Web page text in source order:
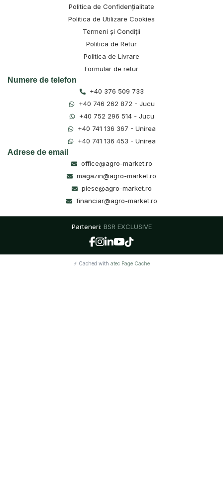
Politica de Confidențialitate
Politica de Utilizare Cookies
Termeni și Condiții
Politica de Retur
Politica de Livrare
Formular de retur
Numere de telefon
+40 376 509 733
+40 746 262 872 - Jucu
+40 752 296 514 - Jucu
+40 741 136 367 - Unirea
+40 741 136 453 - Unirea
Adrese de email
office@agro-market.ro
magazin@agro-market.ro
piese@agro-market.ro
financiar@agro-market.ro
Parteneri: BSR EXCLUSIVE
⚡ Cached with atec Page Cache